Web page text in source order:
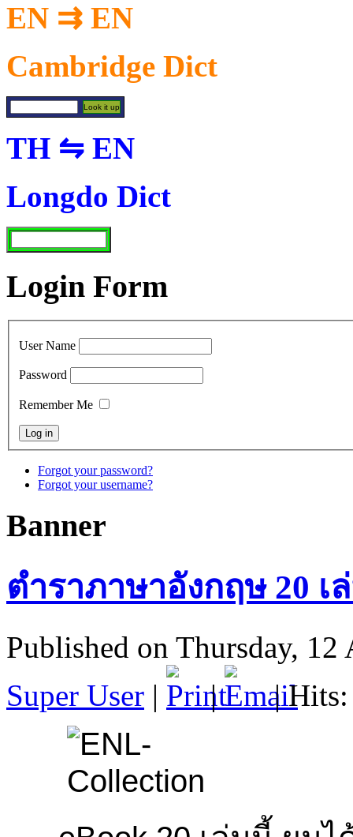
EN ⇉ EN
Cambridge Dict
TH ⇋ EN
Longdo Dict
Login Form
User Name
Password
Remember Me
Forgot your password?
Forgot your username?
Banner
ตำราภาษาอังกฤษ 20 เ
Published on Thursday,
Super User | | | Hits: